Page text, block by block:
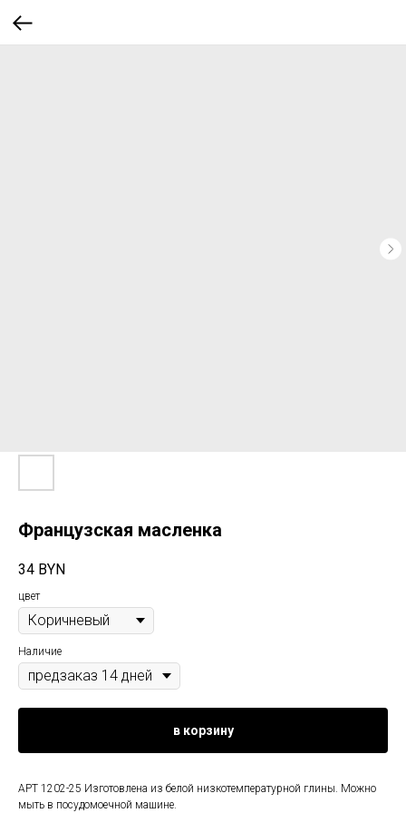
Французская масленка
34 BYN
цвет
Наличие
в корзину
АРТ 1202-25 Изготовлена из белой низкотемпературной глины. Можно
мыть в посудомоечной машине.